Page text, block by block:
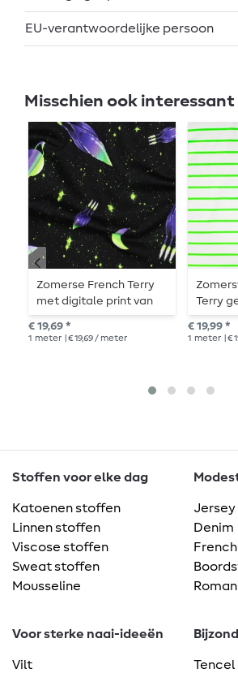
EU-verantwoordelijke persoon
Misschien ook interessant
Zomerse French Terry
met digitale print van
raketten en UFO's op
zwart
€ 19,69 *
1 meter | € 19,69 / meter
Terry
neon
€ 19,99 *
1 meter | €
Stoffen voor elke dag
Katoenen stoffen
Linnen stoffen
Viscose stoffen
Sweat stoffen
Mousseline
Jersey
Denim
Voor sterke naai-ideeën
Vilt
Tencel